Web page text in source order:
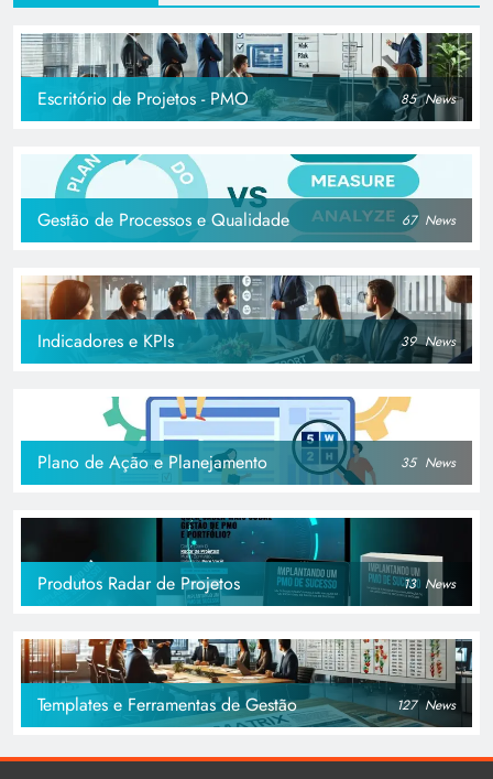
Escritório de Projetos - PMO 85 News
Gestão de Processos e Qualidade 67 News
Indicadores e KPIs 39 News
Plano de Ação e Planejamento 35 News
Produtos Radar de Projetos 13 News
Templates e Ferramentas de Gestão 127 News